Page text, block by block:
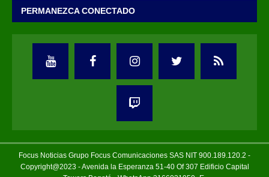
PERMANEZCA CONECTADO
Focus Noticias Grupo Focus Comunicaciones SAS NIT 900.189.120.2 -
Copyright@2023 - Avenida la Esperanza 51-40 Of 307 Edificio Capital